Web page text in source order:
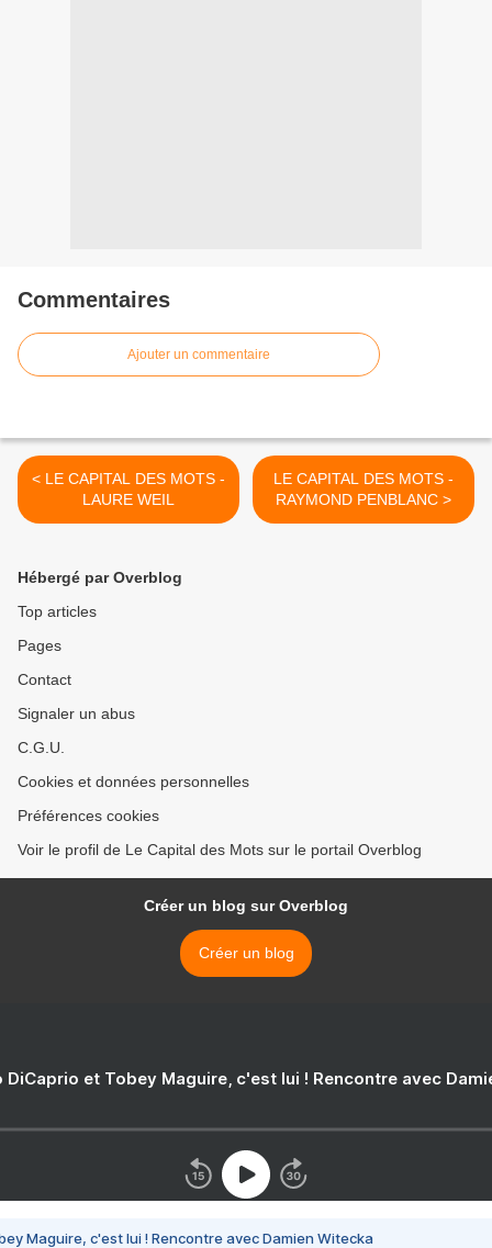
Commentaires
Ajouter un commentaire
< LE CAPITAL DES MOTS -
LAURE WEIL
LE CAPITAL DES MOTS -
RAYMOND PENBLANC >
Hébergé par Overblog
Top articles
Pages
Contact
Signaler un abus
C.G.U.
Cookies et données personnelles
Préférences cookies
Voir le profil de Le Capital des Mots sur le portail Overblog
Créer un blog sur Overblog
Créer un blog
DiCaprio et Tobey Maguire, c'est lui ! Rencontre avec
Maguire, c'est lui ! Rencontre avec Damien Witecka